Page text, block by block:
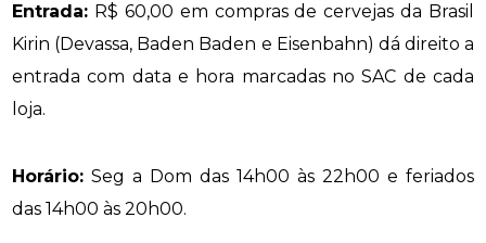
Entrada: R$ 60,00 em compras de cervejas da Brasil
Kirin (Devassa, Baden Baden e Eisenbahn) dá direito a
entrada com data e hora marcadas no SAC de cada
loja.
Horário: Seg a Dom das 14h00 às 22h00 e feriados
das 14h00 às 20h00.